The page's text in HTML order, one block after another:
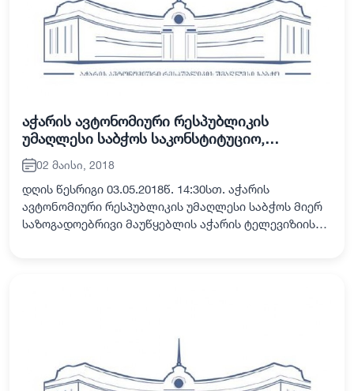
აჭარის ავტონომიური რესპუბლიკის
უმაღლესი საბჭოს საკონსტიტუციო,
იურიდიულ და საპროცედურო საკითხთა
კომისიის სხდომა
02 მაისი, 2018
დღის წესრიგი 03.05.2018წ. 14:30სთ. აჭარის
ავტონომიური რესპუბლიკის უმაღლესი საბჭოს მიერ
საზოგადოებრივი მაუწყებლის აჭარის ტელევიზიისა